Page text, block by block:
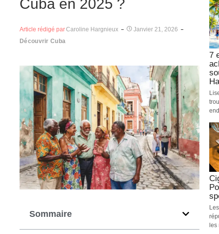
Cuba en 2025 ?
Article rédigé parCaroline Hargnieux
Janvier 21, 2026
Découvrir Cuba
Sommaire
7